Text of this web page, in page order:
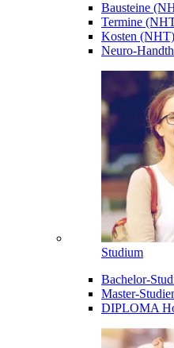
Bausteine
Termine
Kosten (NHT)
Neuro-
Studium
Bachelor-
Master-
DIPLOMA